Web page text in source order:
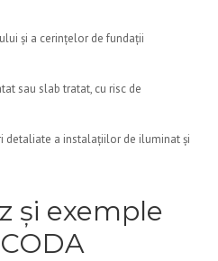
și a cerințelor de fundații
sau slab tratat, cu risc de
detaliate a instalațiilor de iluminat și
și exemple